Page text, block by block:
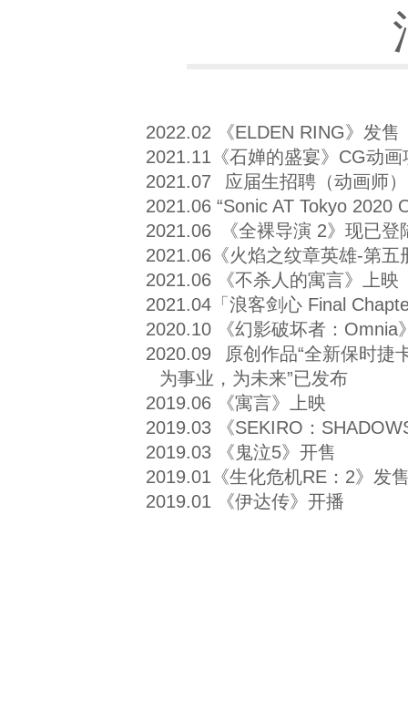
2022.02 《ELDEN RING》发售
2021.11《石婵的盛宴》CG动画
2021.07
应届生招聘（动画师
2021.06 “Sonic AT Tokyo 2020
2021.06
《全裸导演 2》现已登
2021.06《火焰之纹章英雄-第五
2021.06 《不杀人的寓言》上映
2021.04「浪客剑心 Final
2020.10 《幻影破坏者：Omnia
2020.09
原创作品“全新保时捷
为事业，为未来”已发布
2019.06 《寓言》上映
2019.03 《SEKIRO：
2019.03 《鬼泣5》开售
2019.01《生化危机RE：2》发
2019.01 《伊达传》开播